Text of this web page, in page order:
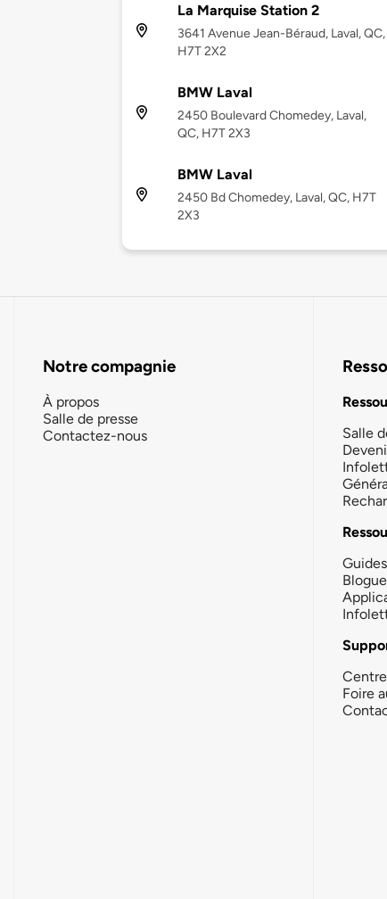
La Marquise Station 2
3641 Avenue Jean-Béraud, Laval, QC,
H7T 2X2
BMW Laval
2450 Boulevard Chomedey, Laval,
QC, H7T 2X3
BMW Laval
2450 Bd Chomedey, Laval, QC, H7T
2X3
Notre compagnie
À propos
Salle de presse
Contactez-nous
Salle
Guides
Blogue
Foire